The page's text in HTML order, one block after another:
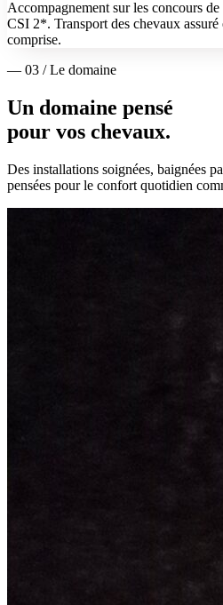
Accompagnement sur les concours
CSI 2*. Transport des chevaux assuré
comprise.
— 03 / Le domaine
Un domaine pensé
pour vos chevaux.
Des installations soignées, baignées
pensées pour le confort quotidien